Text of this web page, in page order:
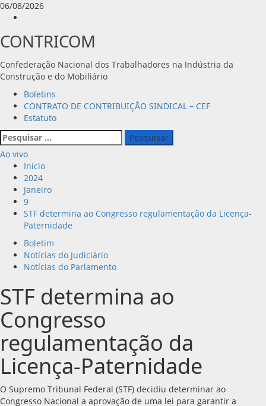
Avançar
para
conteúdo
06/08/2026
CONTRICOM
Confederação Nacional dos Trabalhadores na Indústria da
Construção e do Mobiliário
Menu
principal
Boletins
CONTRATO DE CONTRIBUIÇÃO SINDICAL – CEF
Estatuto
Pesquisar
por:
Ao vivo
Início
2024
Janeiro
9
STF determina ao Congresso regulamentação da Licença-
Paternidade
Boletim
Notícias do Judiciário
Notícias do Parlamento
STF determina ao
Congresso
regulamentação da
Licença-Paternidade
O Supremo Tribunal Federal (STF) decidiu determinar ao
Congresso Nacional a aprovação de uma lei para garantir a